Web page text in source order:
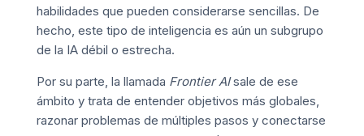
habilidades que pueden considerarse sencillas. De
hecho, este tipo de inteligencia es aún un subgrupo
de la IA débil o estrecha.
Por su parte, la llamada Frontier AIsale de ese
ámbito y trata de entender objetivos más globales,
razonar problemas de múltiples pasos y conectarse